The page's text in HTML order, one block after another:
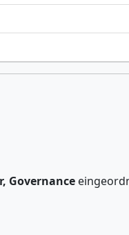
Governance